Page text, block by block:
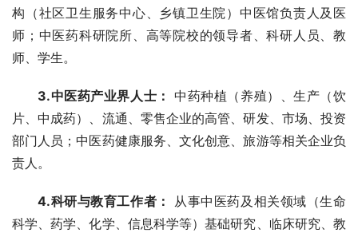
构（社区卫生服务中心、乡镇卫生院）中医馆负责人及医
师；中医药科研院所、高等院校的领导者、科研人员、教
师、学生。
3.中医药产业界人士： 中药种植（养殖）、生产（饮
片、中成药）、流通、零售企业的高管、研发、市场、投资
部门人员；中医药健康服务、文化创意、旅游等相关企业负
责人。
4.科研与教育工作者：
从事中医药及相关领域（生命
科学、药学、化学、信息科学等）基础研究、临床研究、教